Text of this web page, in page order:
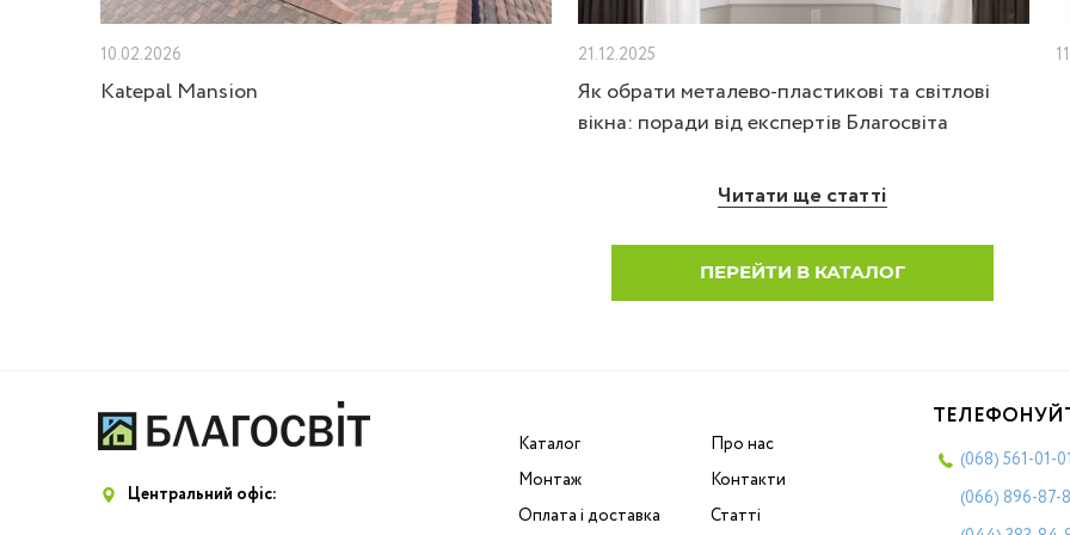
10.02.2026
Katepal Mansion
21.12.2025
Як обрати металево-пластикові та світлові
вікна: поради від експертів Благосвіта
Читати ще статті
ПЕРЕЙТИ В КАТАЛОГ
Центральний офіс:
Каталог
Монтаж
Оплата і доставка
Про нас
Контакти
Статті
(068) 561-01-01
(066) 896-87-